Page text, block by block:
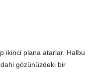
ikinci plana atarlar. Halbu
dahi gözünüzdeki bir